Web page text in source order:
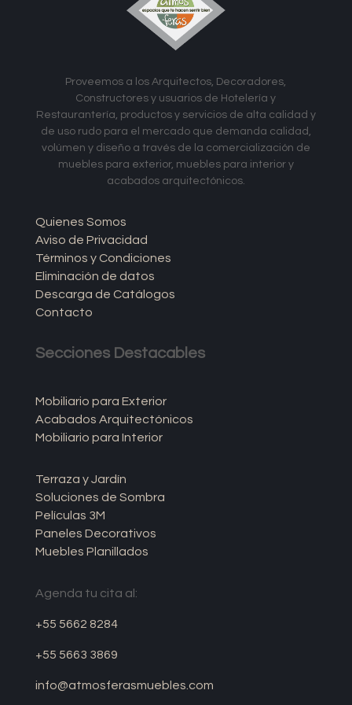
Proveemos a los Arquitectos, Decoradores,
Constructores y usuarios de Hotelería y
Restaurantería, productos y servicios de alta calidad y
de uso rudo para el mercado que demanda calidad,
volú­men y diseño a través de la comercialización de
muebles para exterior, muebles para interior y
acabados arquitectónicos.
Quienes Somos
Aviso de Privacidad
Términos y Condiciones
Eliminación de datos
Descarga de Catálogos
Contacto
Secciones Destacables
Mobiliario para Exterior
Acabados Arquitectónicos
Mobiliario para Interior
Terraza y Jardín
Soluciones de Sombra
Películas 3M
Paneles Decorativos
Muebles Planillados
Agenda tu cita al:
+55 5662 8284
+55 5663 3869
info@atmosferasmuebles.com